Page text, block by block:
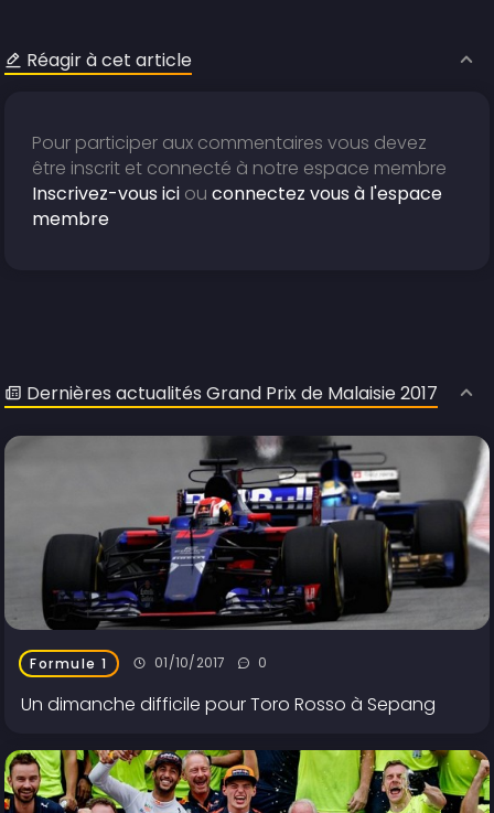
Réagir à cet article
Pour participer aux commentaires vous devez
être inscrit et connecté à notre espace membre
Inscrivez-vous ici ouconnectez vous à l'espace
membre
Dernières actualités Grand Prix de Malaisie 2017
Formule 1 01/10/2017 0
Un dimanche difficile pour Toro Rosso à Sepang